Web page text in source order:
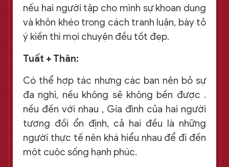
nếu hai người tập cho mình sự khoan dung
và khôn khéo trong cách tranh luận, bày tỏ
ý kiến thì mọi chuyện đều tốt đẹp.
Tuất + Thân:
Có thể hợp tác nhưng các bạn nên bỏ sự
đa nghi, nếu không sẽ không bền được .
nếu đến với nhau , Gia đình của hai người
tương đối ổn định, cả hai đều là những
người thực tế nên khá hiểu nhau để đi đến
một cuộc sống hạnh phúc.